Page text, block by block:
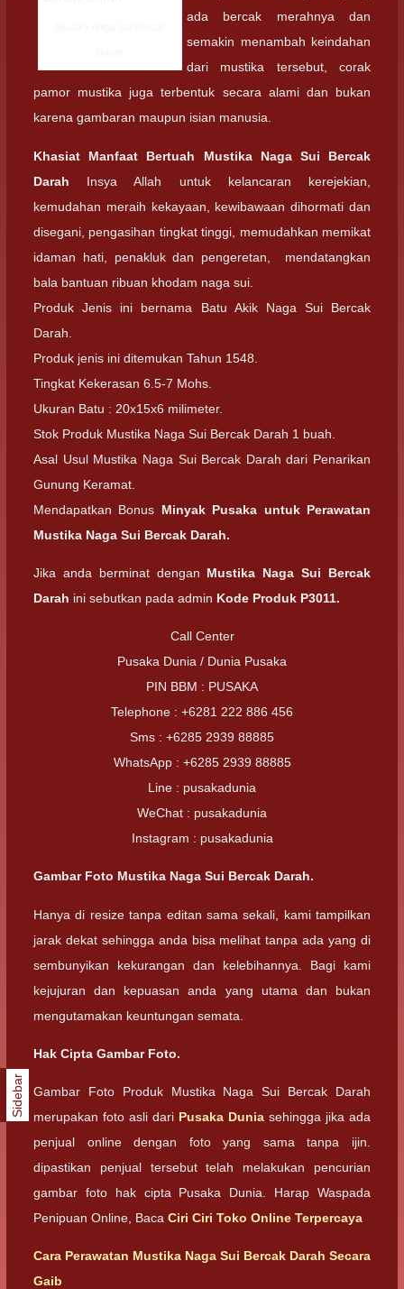
ada bercak merahnya dan
semakin menambah keindahan
dari mustika tersebut, corak
pamor mustika juga terbentuk secara alami dan bukan
karena gambaran maupun isian manusia.
Khasiat Manfaat Bertuah Mustika Naga Sui Bercak
Darah Insya Allah untuk kelancaran kerejekian,
kemudahan meraih kekayaan, kewibawaan dihormati dan
disegani, pengasihan tingkat tinggi, memudahkan memikat
idaman hati, penakluk dan pengeretan, mendatangkan
bala bantuan ribuan khodam naga sui.
Produk Jenis ini bernama Batu Akik Naga Sui Bercak
Darah.
Produk jenis ini ditemukan Tahun 1548.
Tingkat Kekerasan 6.5-7 Mohs.
Ukuran Batu : 20x15x6 milimeter.
Stok Produk Mustika Naga Sui Bercak Darah 1 buah.
Asal Usul Mustika Naga Sui Bercak Darah dari Penarikan
Gunung Keramat.
Mendapatkan Bonus Minyak Pusaka untuk Perawatan
Mustika Naga Sui Bercak Darah.
Jika anda berminat dengan Mustika Naga Sui Bercak
Darah ini sebutkan pada admin Kode Produk P3011.
Call Center
Pusaka Dunia / Dunia Pusaka
PIN BBM : PUSAKA
Telephone : +6281 222 886 456
Sms : +6285 2939 88885
WhatsApp : +6285 2939 88885
Line : pusakadunia
WeChat : pusakadunia
Instagram : pusakadunia
Gambar Foto Mustika Naga Sui Bercak Darah.
Hanya di resize tanpa editan sama sekali, kami tampilkan
jarak dekat sehingga anda bisa melihat tanpa ada yang di
sembunyikan kekurangan dan kelebihannya. Bagi kami
kejujuran dan kepuasan anda yang utama dan bukan
mengutamakan keuntungan semata.
Hak Cipta Gambar Foto.
Gambar Foto Produk Mustika Naga Sui Bercak Darah
merupakan foto asli dari Pusaka Dunia sehingga jika ada
penjual online dengan foto yang sama tanpa ijin.
dipastikan penjual tersebut telah melakukan pencurian
gambar foto hak cipta Pusaka Dunia. Harap Waspada
Penipuan Online, Baca Ciri Ciri Toko Online Terpercaya
Cara Perawatan Mustika Naga Sui Bercak Darah Secara
Gaib
Sidebar